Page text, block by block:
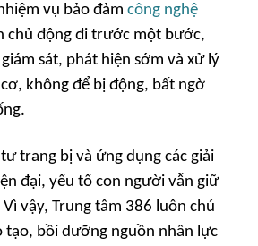
vụ bảo đảm công nghệ
chủ động đi trước một bước,
sát, phát hiện sớm và xử lý
không để bị động, bất ngờ
trang bị và ứng dụng các giải
đại, yếu tố con người vẫn giữ
vậy, Trung tâm 386 luôn chú
tạo, bồi dưỡng nguồn nhân lực